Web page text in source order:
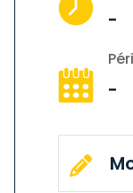
-
-